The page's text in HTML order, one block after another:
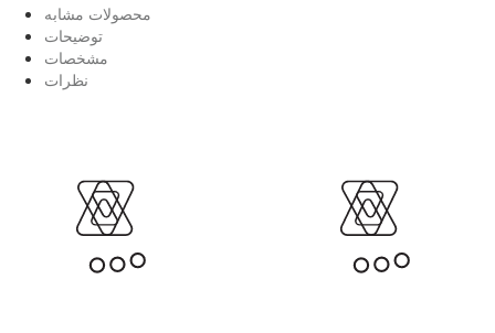
محصولات مشابه
توضیحات
مشخصات
نظرات